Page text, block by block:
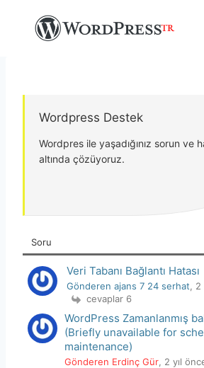
Wordpress Destek
Wordpres ile yaşadığınız sorun ve
altında çözüyoruz.
Soru
Veri Tabanı Bağlantı Hatası
Gönderen ajans 7 24 serhat ,
cevaplar 6
WordPress Zamanlanmış
(Briefly unavailable for
maintenance)
Gönderen Erdinç Gür , 2 yıl